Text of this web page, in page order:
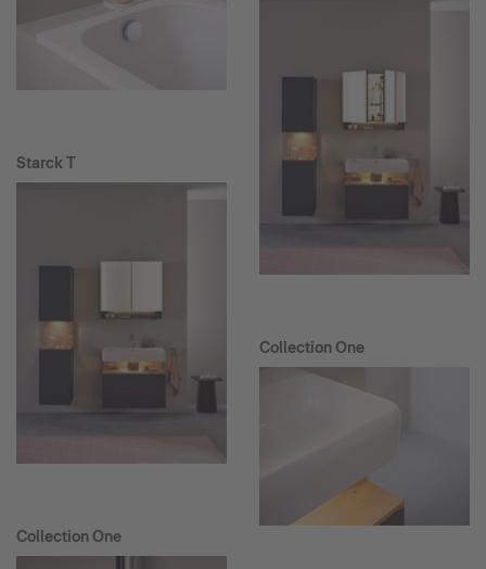
Starck T
Collection One
Collection One